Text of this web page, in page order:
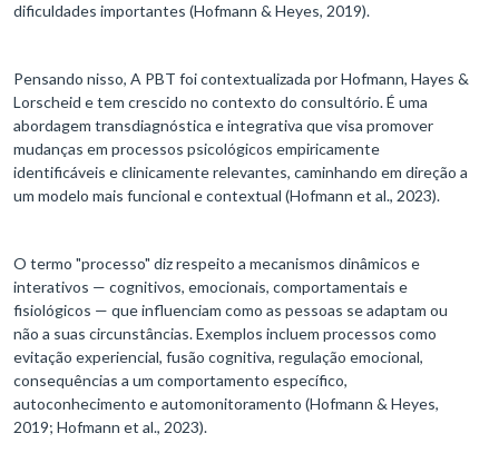
dificuldades importantes (Hofmann & Heyes, 2019).
Pensando nisso, A PBT foi contextualizada por Hofmann, Hayes &
Lorscheid e tem crescido no contexto do consultório. É uma
abordagem transdiagnóstica e integrativa que visa promover
mudanças em processos psicológicos empiricamente
identificáveis e clinicamente relevantes, caminhando em direção a
um modelo mais funcional e contextual (Hofmann et al., 2023).
O termo "processo" diz respeito a mecanismos dinâmicos e
interativos — cognitivos, emocionais, comportamentais e
fisiológicos — que influenciam como as pessoas se adaptam ou
não a suas circunstâncias. Exemplos incluem processos como
evitação experiencial, fusão cognitiva, regulação emocional,
consequências a um comportamento específico,
autoconhecimento e automonitoramento (Hofmann & Heyes,
2019; Hofmann et al., 2023).